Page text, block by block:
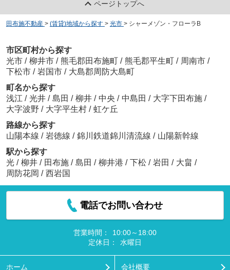
ページトップへ
田布施不動産 > (賃貸)地域から探す > 光市 > シャーメゾン・フローラB
市区町村から探す
光市 / 柳井市 / 熊毛郡田布施町 / 熊毛郡平生町 / 周南市 /
下松市 / 岩国市 / 大島郡周防大島町
町名から探す
浅江 / 光井 / 島田 / 柳井 / 中央 / 中島田 / 大字下田布施 /
大字波野 / 大字平生村 / 虹ケ丘
路線から探す
山陽本線 / 岩徳線 / 錦川鉄道錦川清流線 / 山陽新幹線
駅から探す
光 / 柳井 / 田布施 / 島田 / 柳井港 / 下松 / 岩田 / 大畠 /
周防花岡 / 西岩国
電話でお問い合わせ
営業時間：
10:00～18:00
定休日：
水曜日
ホーム 会社概要